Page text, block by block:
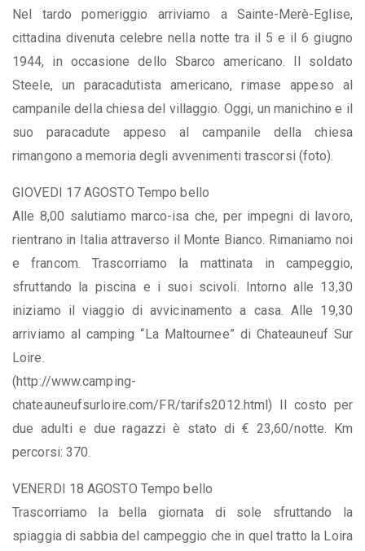
Nel tardo pomeriggio arriviamo a Sainte-Merè-Eglise,
cittadina divenuta celebre nella notte tra il 5 e il 6 giugno
1944, in occasione dello Sbarco americano. Il soldato
Steele, un paracadutista americano, rimase appeso al
campanile della chiesa del villaggio. Oggi, un manichino e il
suo paracadute appeso al campanile della chiesa
rimangono a memoria degli avvenimenti trascorsi (foto).
GIOVEDI 17 AGOSTO Tempo bello
Alle 8,00 salutiamo marco-isa che, per impegni di lavoro,
rientrano in Italia attraverso il Monte Bianco. Rimaniamo noi
e francom. Trascorriamo la mattinata in campeggio,
sfruttando la piscina e i suoi scivoli. Intorno alle 13,30
iniziamo il viaggio di avvicinamento a casa. Alle 19,30
arriviamo al camping “La Maltournee” di Chateauneuf Sur
Loire.
(http://www.camping-
chateauneufsurloire.com/FR/tarifs2012.html) Il costo per
due adulti e due ragazzi è stato di € 23,60/notte. Km
percorsi: 370.
VENERDI 18 AGOSTO Tempo bello
Trascorriamo la bella giornata di sole sfruttando la
spiaggia di sabbia del campeggio che in quel tratto la Loira